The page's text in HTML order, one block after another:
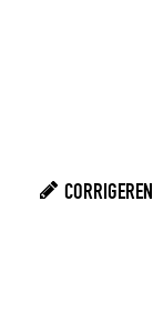
CORRIGEREN